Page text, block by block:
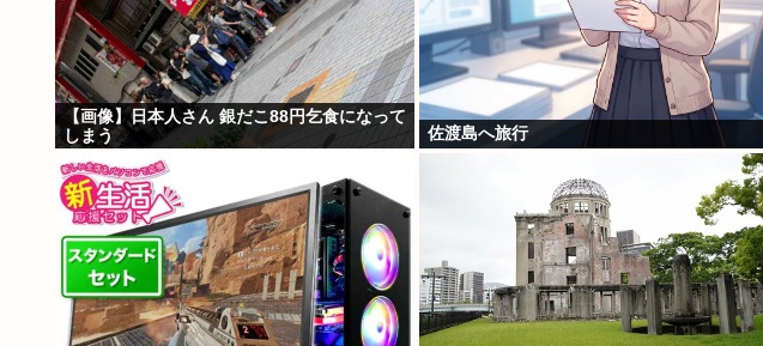
【画像】日本人さん 銀だこ88円乞食になって
しまう
佐渡島へ旅行